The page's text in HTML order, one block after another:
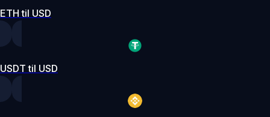
ETH til USD
USDT til USD